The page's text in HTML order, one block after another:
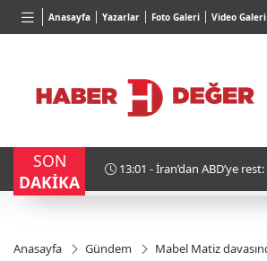
Anasayfa Yazarlar Foto Galeri Video Galeri
TND
16,3788%0,90
BGN
27,9743 %-0,22
SON
DAKİKA
ihlal edildiği sürece müzakere yok!
Anasayfa Gündem Mabel Matiz